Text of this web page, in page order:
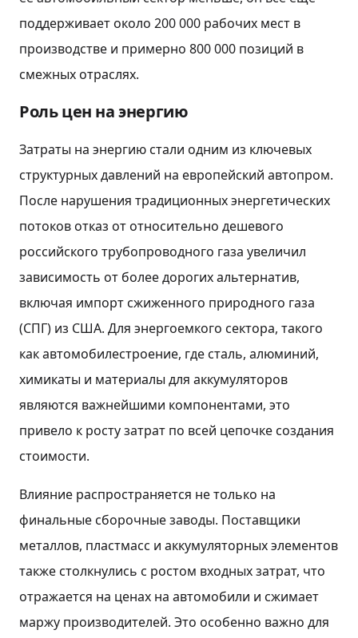
поддерживает около 200 000 рабочих мест в
производстве и примерно 800 000 позиций в
смежных отраслях.
Роль цен на энергию
Затраты на энергию стали одним из ключевых
структурных давлений на европейский автопром.
После нарушения традиционных энергетических
потоков отказ от относительно дешевого
российского трубопроводного газа увеличил
зависимость от более дорогих альтернатив,
включая импорт сжиженного природного газа
(СПГ) из США. Для энергоемкого сектора, такого
как автомобилестроение, где сталь, алюминий,
химикаты и материалы для аккумуляторов
являются важнейшими компонентами, это
привело к росту затрат по всей цепочке создания
стоимости.
Влияние распространяется не только на
финальные сборочные заводы. Поставщики
металлов, пластмасс и аккумуляторных элементов
также столкнулись с ростом входных затрат, что
отражается на ценах на автомобили и сжимает
маржу производителей. Это особенно важно для